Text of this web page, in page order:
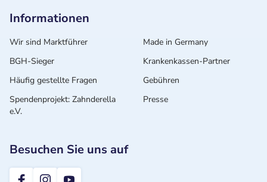
Informationen
Wir sind Marktführer
Made in Germany
BGH-Sieger
Krankenkassen-Partner
Häufig gestellte Fragen
Gebühren
Spendenprojekt: Zahnderella
e.V.
Presse
Besuchen Sie uns auf